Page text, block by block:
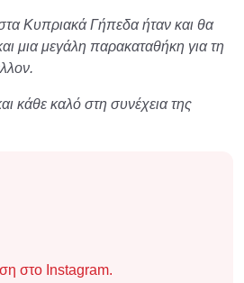
Κυπριακά Γήπεδα ήταν και θα
μια μεγάλη παρακαταθήκη για τη
κάθε καλό στη συνέχεια της
στο Instagram.